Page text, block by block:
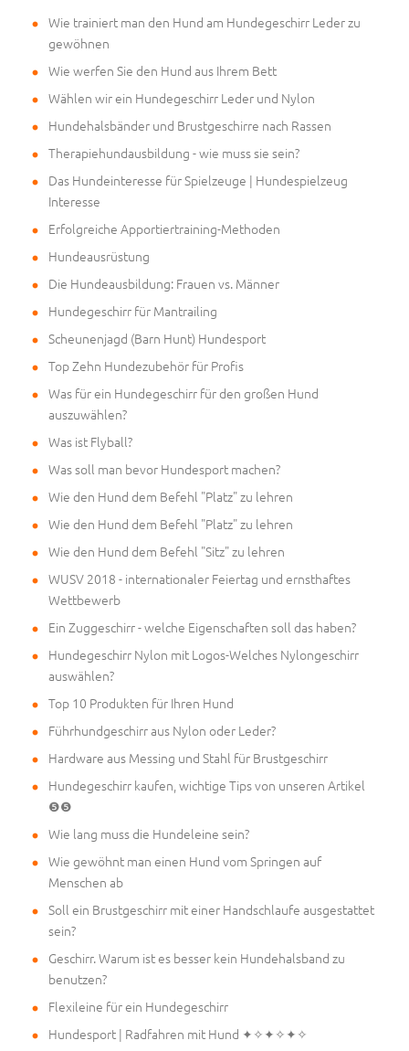
Wie trainiert man den Hund am Hundegeschirr Leder zu
gewöhnen
Wie werfen Sie den Hund aus Ihrem Bett
Wählen wir ein Hundegeschirr Leder und Nylon
Hundehalsbänder und Brustgeschirre nach Rassen
Therapiehundausbildung - wie muss sie sein?
Das Hundeinteresse für Spielzeuge | Hundespielzeug
Interesse
Erfolgreiche Apportiertraining-Methoden
Hundeausrüstung
Die Hundeausbildung: Frauen vs. Männer
Hundegeschirr für Mantrailing
Scheunenjagd (Barn Hunt) Hundesport
Top Zehn Hundezubehör für Profis
Was für ein Hundegeschirr für den großen Hund
auszuwählen?
Was ist Flyball?
Was soll man bevor Hundesport machen?
Wie den Hund dem Befehl "Platz" zu lehren
Wie den Hund dem Befehl "Platz" zu lehren
Wie den Hund dem Befehl "Sitz" zu lehren
WUSV 2018 - internationaler Feiertag und ernsthaftes
Wettbewerb
Ein Zuggeschirr - welche Eigenschaften soll das haben?
Hundegeschirr Nylon mit Logos-Welches Nylongeschirr
auswählen?
Top 10 Produkten für Ihren Hund
Führhundgeschirr aus Nylon oder Leder?
Hardware aus Messing und Stahl für Brustgeschirr
Hundegeschirr kaufen, wichtige Tips von unseren Artikel
❺❺
Wie lang muss die Hundeleine sein?
Wie gewöhnt man einen Hund vom Springen auf
Menschen ab
Soll ein Brustgeschirr mit einer Handschlaufe ausgestattet
sein?
Geschirr. Warum ist es besser kein Hundehalsband zu
benutzen?
Flexileine für ein Hundegeschirr
Hundesport | Radfahren mit Hund ✦✧✦✧✦✧